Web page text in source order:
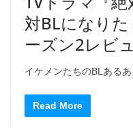
対BLになり
ーズン2レビ
イケメンたちのBLある
Read More